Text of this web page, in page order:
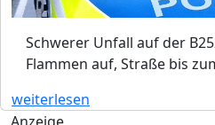
Schwerer Unfall auf der
Flammen auf, Straße bis
weiterlesen